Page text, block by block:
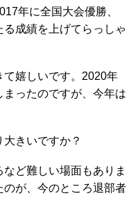
年に全国大会優勝、
成績を上げてらっしゃ
て嬉しいです。2020年
ったのですが、今年は
大きいですか？
など難しい場面もありま
のが、今のところ退部者